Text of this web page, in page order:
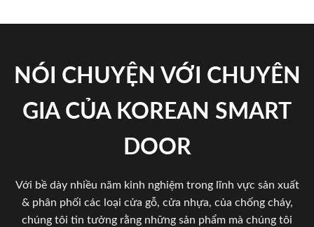
NÓI CHUYỆN VỚI CHUYÊN
GIA CỦA KOREAN SMART
DOOR
Với bề dày nhiều năm kinh nghiệm trong lĩnh vực sản xuất
& phân phối các loại cửa gỗ, cửa nhựa, của chống cháy,
chúng tôi tin tưởng rằng những sản phẩm mà chúng tôi